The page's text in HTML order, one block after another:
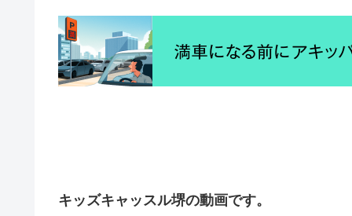
キッズキャッスル堺の動画です。